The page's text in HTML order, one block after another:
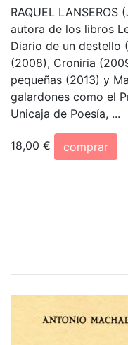
RAQUEL
autora de los libros
Diario de un destello
(2008), Croniria
pequeñas (2013) y
galardones como el
Unicaja de Poesía, ...
18,00 €
comprar